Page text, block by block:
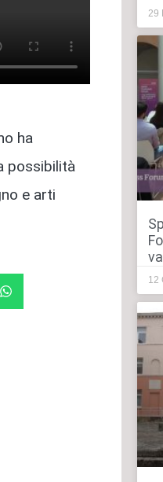
ha
possibilità
e arti
29
12